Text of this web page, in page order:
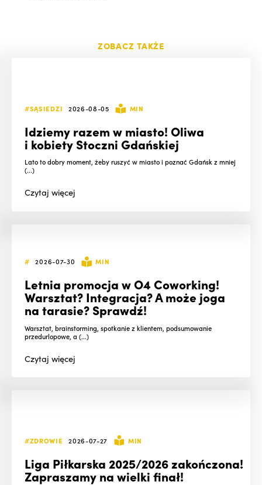
ZOBACZ TAKŻE
#SĄSIEDZI 2026-08-05 MIN
Idziemy razem w miasto! Oliwa
i kobiety Stoczni Gdańskiej
Lato to dobry moment, żeby ruszyć w miasto i poznać Gdańsk z mniej
(...)
Czytajwięcej
# 2026-07-30 MIN
Letnia promocja w O4 Coworking!
Warsztat? Integracja? A może joga
na tarasie? Sprawdź!
Warsztat, brainstorming, spotkanie z klientem, podsumowanie
przedurlopowe, a (...)
Czytajwięcej
#ZDROWIE 2026-07-27 MIN
Liga Piłkarska 2025/2026 zakończona!
Zapraszamy na wielki finał!